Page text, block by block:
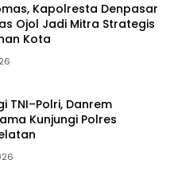
Kapolresta Denpasar
Ojol Jadi Mitra Strategis
Kota
TNI–Polri, Danrem
Kunjungi Polres